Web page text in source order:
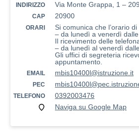
INDIRIZZO Via Monte Grappa, 1 –
CAP 20900
ORARI
Si comunica che l’orario
– da lunedì a venerdì
Il ricevimento delle
– da lunedì al venerdì
Gli uffici di segreteria
appuntamento.
EMAIL mbis10400l@istruzione.it
PEC
TELEFONO
0392003476
Naviga su Google Map